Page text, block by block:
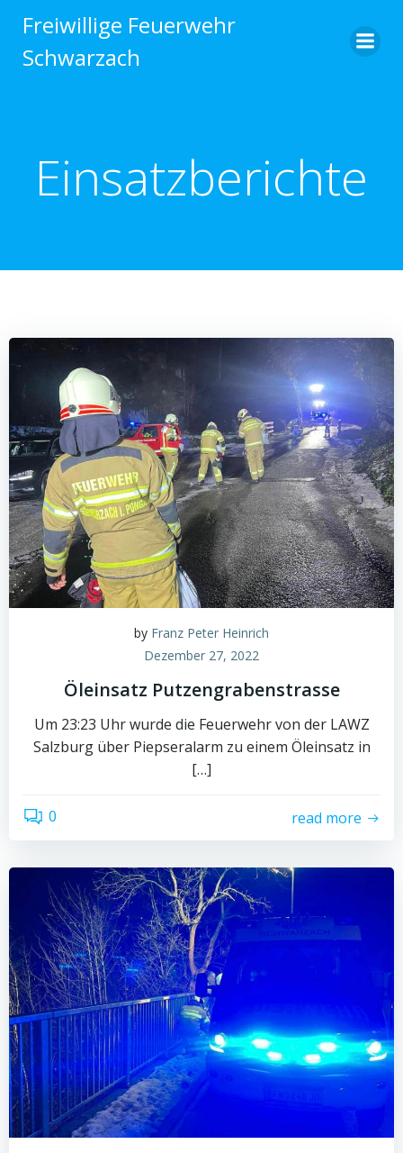
Inhalt
Freiwillige Feuerwehr
Schwarzach
Einsatzberichte
by Franz Peter Heinrich
Dezember 27, 2022
Öleinsatz Putzengrabenstrasse
Um 23:23 Uhr wurde die Feuerwehr von der LAWZ
Salzburg über Piepseralarm zu einem Öleinsatz in
[…]
0 read more